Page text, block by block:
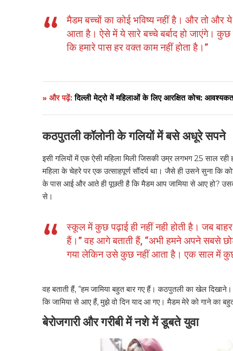
मैडम बच्चों का कोई भविष्य नहीं है। और तो
आता है। ऐसे में ये सारे बच्चे बर्बाद हो जाएंगे।
कि हमारे पास हर वक्त काम नहीं होता है।”
» और पढ़ें:दिल्ली मेट्रो में महिलाओं के लिए आरक्षित कोच:
कठपुतली कॉलोनी के गलियों में बसे अधूरे सपने
इसी गलियों में एक ऐसी महिला मिली जिसकी उम्र लगभग 25 साल
महिला के चेहरे पर एक उत्साहपूर्ण सौंदर्य था। जैसे ही उसने सुना कि
के पास आई और आते ही पूछती है कि मैडम आप जामिया से आए हो?
से।
स्कूल में कुछ पढ़ाई ही नहीं नही होती है। जब
हैं।” वह आगे बताती हैं, “अभी हमने अपने सबसे
गया लेकिन उसे कुछ नहीं आता है। एक साल में कुछ
वह बताती हैं, “हम जामिया बहुत बार गए हैं। कठपुतली का खेल
कि जामिया से आए हैं, मुझे वो दिन याद आ गए। मैडम मेरे को गाने का
बेरोजगारी और गरीबी में नशे में डूबते युवा